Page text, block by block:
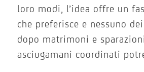
loro modi, l’idea offre un
che preferisce e nessuno
dopo matrimoni e
asciugamani coordinati